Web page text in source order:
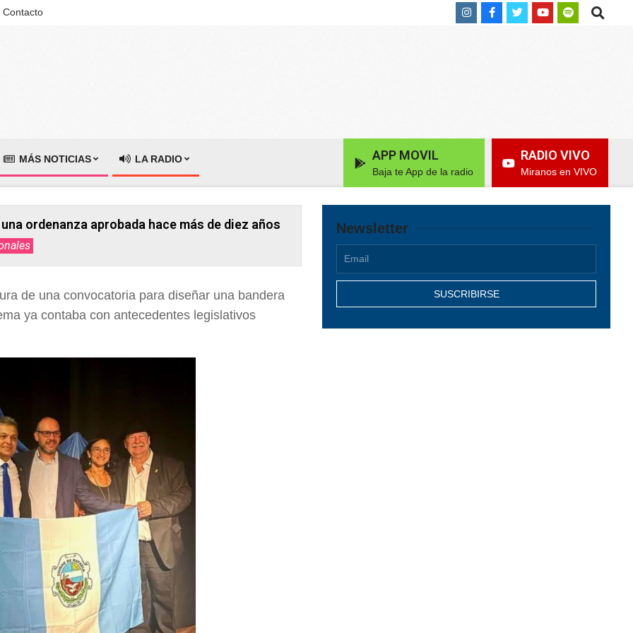
Contacto Search
MÁS NOTICIAS LA RADIO APP MOVIL
Baja te App de la radio
RADIO VIVO
Miranos en VIVO
ordenanza aprobada hace más de diez años
de una convocatoria para diseñar una bandera
ya contaba con antecedentes legislativos
Newsletter